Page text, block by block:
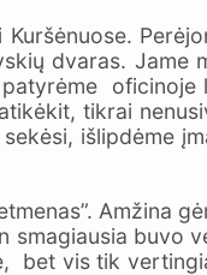
dvaras. Jame
tikrai
išlipdėme
Amžina
buvo
bet vis tik